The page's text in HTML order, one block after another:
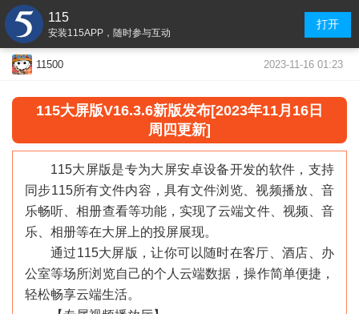
115
安装115APP，随时参与互动
打开
11500 2023-11-16 01:23
115大屏版V16.3.6新版发布[2023年11月16日
周四更新]
115大屏版是专为大屏安卓设备开发的软件，支持
同步115所有文件内容，具有文件浏览、视频播放、音
乐畅听、相册查看等功能，实现了云端文件、视频、音
乐、相册等在大屏上的投屏展现。
通过115大屏版，让你可以随时在客厅、酒店、办
公室等场所浏览自己的个人云端数据，操作简单便捷，
轻松畅享云端生活。